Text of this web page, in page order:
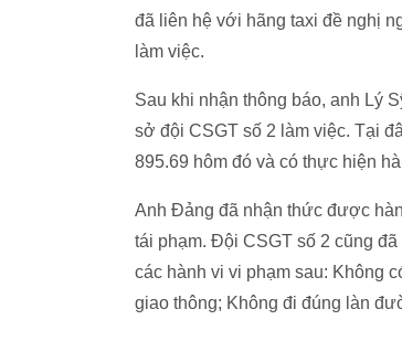
đã liên hệ với hãng taxi đề nghị
làm việc.
Sau khi nhận thông báo, anh Lý
sở đội CSGT số 2 làm việc. Tại
895.69 hôm đó và có thực hiện
Anh Đảng đã nhận thức được
tái phạm. Đội CSGT số 2 cũng
các hành vi vi phạm sau: Không
giao thông; Không đi đúng làn